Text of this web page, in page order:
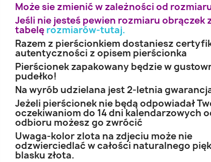
Może sie zmienić w zależności od
Jeśli nie jesteś pewien rozmiaru obrączek
tabelę rozmiarów-tutaj.
Razem z pierścionkiem dostaniesz
autentyczności z opisem pierścionka
Pierścionek zapakowany będzie w
pudełko!
Na wyrób udzielana jest 2-letnia
Jeżeli pierścionek nie będą odpowiadał
oczekiwaniom do 14 dni kalendarzowych
odbioru możesz go zwrócić
Uwaga-kolor zlota na zdjeciu może nie
odzwierciedlać w całości naturalnego
blasku złota.